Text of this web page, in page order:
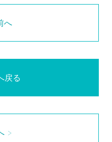
へ
戻る
>